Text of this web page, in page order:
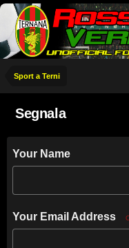
Sport a Terni
Segnala
Your Name
Your Email Address